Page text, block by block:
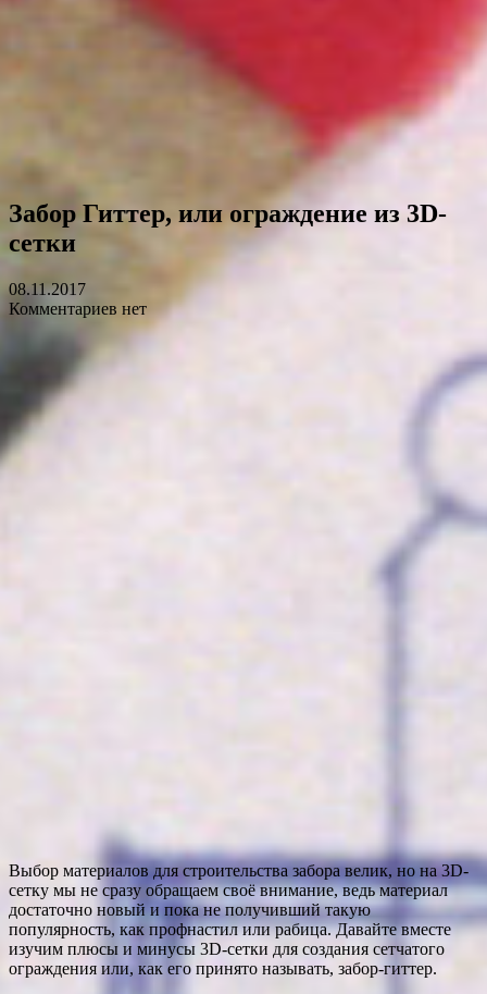
Забор Гиттер, или ограждение из 3D-
сетки
08.11.2017
Комментариев нет
Выбор материалов для строительства забора велик, но на 3D-
сетку мы не сразу обращаем своё внимание, ведь материал
достаточно новый и пока не получивший такую
популярность, как профнастил или рабица. Давайте вместе
изучим плюсы и минусы 3D-сетки для создания сетчатого
ограждения или, как его принято называть, забор-гиттер.